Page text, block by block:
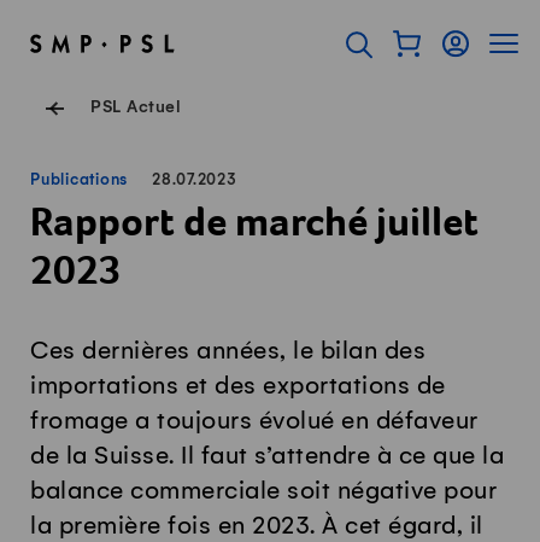
Ouvrir l'onglet de
Afficher mon
Connexion
PSL Actuel
Publications 28.07.2023
Rapport de marché juillet
2023
Ces dernières années, le bilan des
importations et des exportations de
fromage a toujours évolué en défaveur
de la Suisse. Il faut s’attendre à ce que la
balance commerciale soit négative pour
la première fois en 2023. À cet égard, il